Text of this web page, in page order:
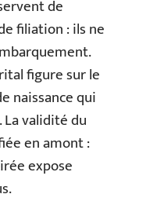
de
filiation : ils ne
figure sur le
naissance qui
validité du
en amont :
expose